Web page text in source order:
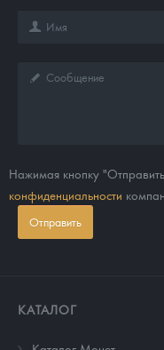
Нажимая кнопку
конфиденциальности
Отправить
КАТАЛОГ